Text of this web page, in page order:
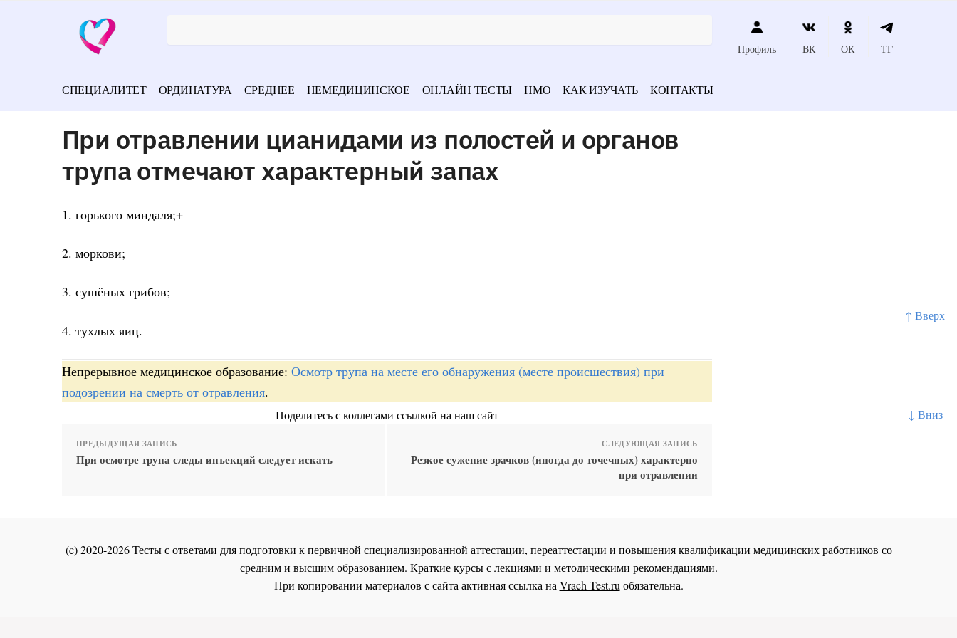
↑ Вверх
↓ Вниз
Профиль ВК ОК ТГ
СПЕЦИАЛИТЕТ ОРДИНАТУРА СРЕДНЕЕ НЕМЕДИЦИНСКОЕ ОНЛАЙН ТЕСТЫ НМО КАК ИЗУЧАТЬ КОНТАКТЫ
При отравлении цианидами из полостей и органов
трупа отмечают характерный запах
1. горького миндаля;+
2. моркови;
3. сушёных грибов;
4. тухлых яиц.
Непрерывное медицинское образование: Осмотр трупа на месте его обнаружения (месте происшествия) при
подозрении на смерть от отравления.
Поделитесь с коллегами ссылкой на наш сайт
ПРЕДЫДУЩАЯ ЗАПИСЬ
При осмотре трупа следы инъекций следует искать
СЛЕДУЮЩАЯ ЗАПИСЬ
Резкое сужение зрачков (иногда до точечных) характерно
при отравлении
(c) 2020-2026 Тесты с ответами для подготовки к первичной специализированной аттестации, переаттестации и повышения квалификации медицинских работников со
средним и высшим образованием. Краткие курсы с лекциями и методическими рекомендациями.
При копировании материалов с сайта активная ссылка наVrach-Test.ruобязательна.